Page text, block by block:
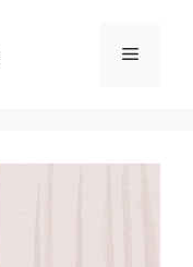
Меню